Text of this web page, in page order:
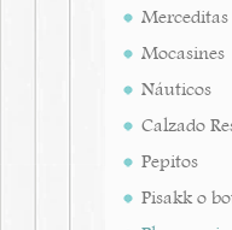
Merceditas
Mocasines
Náuticos
Calzado
Pepitos
Pisakk o